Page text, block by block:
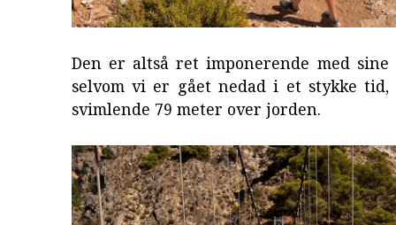
Den er altså ret imponerende med sine
selvom vi er gået nedad i et stykke
svimlende 79 meter over jorden.